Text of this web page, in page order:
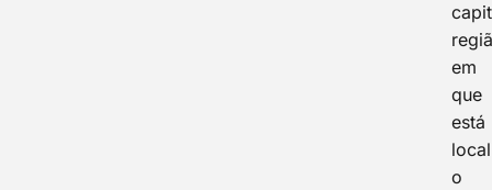
em
que
está
o